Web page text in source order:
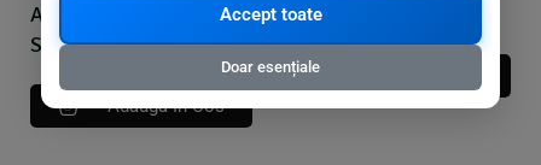
Anticalcar Bio 1 L
Sodasan
Adauga In Cos
Pete 200 ml Sodasan
Accept toate
Doar esențiale